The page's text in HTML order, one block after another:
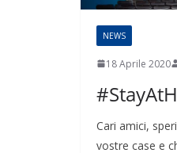
NEWS
18 Aprile 2020
Cari amici,
vostre case e